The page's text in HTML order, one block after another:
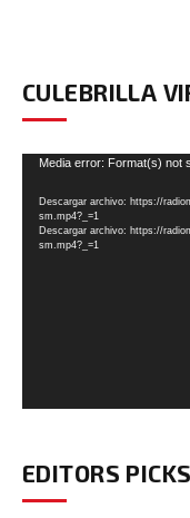
CULEBRILLA
Reproductor
vídeo
Media error: Format(s) not
Descargar archivo: https://
sm.mp4?_=1
Descargar archivo: https://
sm.mp4?_=1
EDITORS PICKS